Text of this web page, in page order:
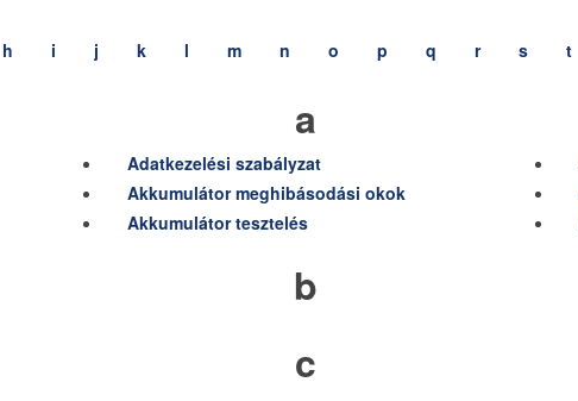
h i j k l m n o p q r s t
a
Adatkezelési szabályzat
Akkumulátor meghibásodási okok
Akkumulátor tesztelés
b
c